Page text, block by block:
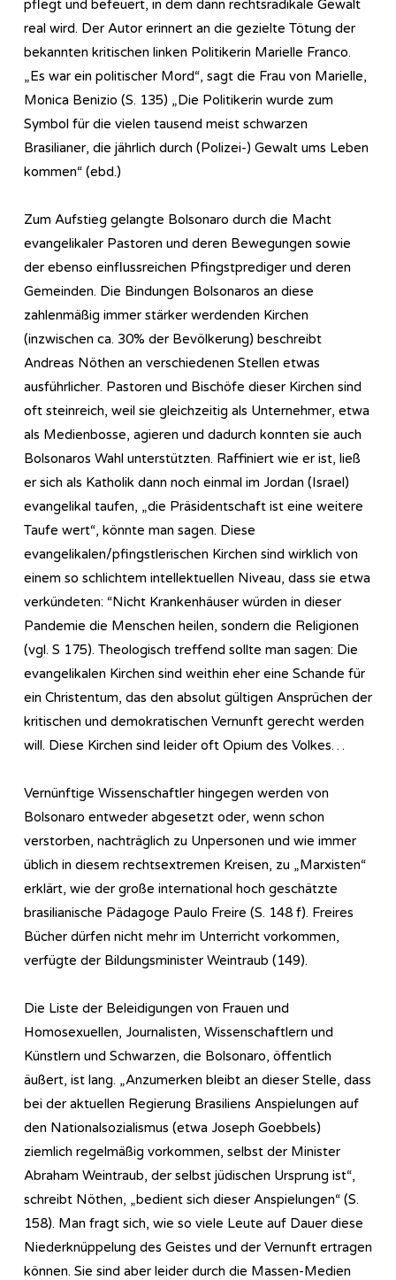
pflegt und befeuert, in dem dann rechtsradikale Gewalt
real wird. Der Autor erinnert an die gezielte Tötung der
bekannten kritischen linken Politikerin Marielle Franco.
„Es war ein politischer Mord“, sagt die Frau von Marielle,
Monica Benizio (S. 135) „Die Politikerin wurde zum
Symbol für die vielen tausend meist schwarzen
Brasilianer, die jährlich durch (Polizei-) Gewalt ums Leben
kommen“ (ebd.)
Zum Aufstieg gelangte Bolsonaro durch die Macht
evangelikaler Pastoren und deren Bewegungen sowie
der ebenso einflussreichen Pfingstprediger und deren
Gemeinden. Die Bindungen Bolsonaros an diese
zahlenmäßig immer stärker werdenden Kirchen
(inzwischen ca. 30% der Bevölkerung) beschreibt
Andreas Nöthen an verschiedenen Stellen etwas
ausführlicher. Pastoren und Bischöfe dieser Kirchen sind
oft steinreich, weil sie gleichzeitig als Unternehmer, etwa
als Medienbosse, agieren und dadurch konnten sie auch
Bolsonaros Wahl unterstützten. Raffiniert wie er ist, ließ
er sich als Katholik dann noch einmal im Jordan (Israel)
evangelikal taufen, „die Präsidentschaft ist eine weitere
Taufe wert“, könnte man sagen. Diese
evangelikalen/pfingstlerischen Kirchen sind wirklich von
einem so schlichtem intellektuellen Niveau, dass sie etwa
verkündeten: “Nicht Krankenhäuser würden in dieser
Pandemie die Menschen heilen, sondern die Religionen
(vgl. S 175). Theologisch treffend sollte man sagen: Die
evangelikalen Kirchen sind weithin eher eine Schande für
ein Christentum, das den absolut gültigen Ansprüchen der
kritischen und demokratischen Vernunft gerecht werden
will. Diese Kirchen sind leider oft Opium des Volkes…
Vernünftige Wissenschaftler hingegen werden von
Bolsonaro entweder abgesetzt oder, wenn schon
verstorben, nachträglich zu Unpersonen und wie immer
üblich in diesem rechtsextremen Kreisen, zu „Marxisten“
erklärt, wie der große international hoch geschätzte
brasilianische Pädagoge Paulo Freire (S. 148 f). Freires
Bücher dürfen nicht mehr im Unterricht vorkommen,
verfügte der Bildungsminister Weintraub (149).
Die Liste der Beleidigungen von Frauen und
Homosexuellen, Journalisten, Wissenschaftlern und
Künstlern und Schwarzen, die Bolsonaro, öffentlich
äußert, ist lang. „Anzumerken bleibt an dieser Stelle, dass
bei der aktuellen Regierung Brasiliens Anspielungen auf
den Nationalsozialismus (etwa Joseph Goebbels)
ziemlich regelmäßig vorkommen, selbst der Minister
Abraham Weintraub, der selbst jüdischen Ursprung ist“,
schreibt Nöthen, „bedient sich dieser Anspielungen“ (S.
158). Man fragt sich, wie so viele Leute auf Dauer diese
Niederknüppelung des Geistes und der Vernunft ertragen
können. Sie sind aber leider durch die Massen-Medien